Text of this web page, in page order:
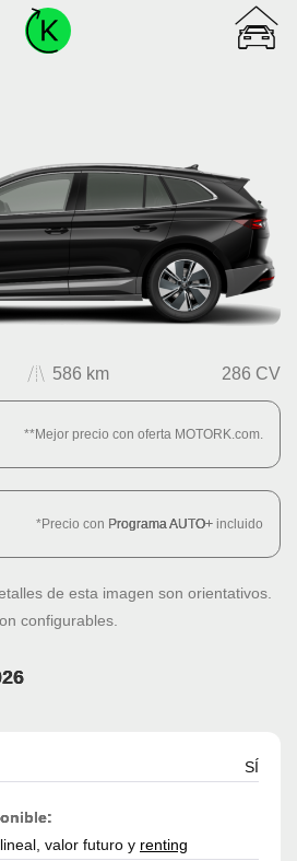
586 km 286 CV
**Mejor precio con oferta MOTORK.com.
*Precio con Programa AUTO+ incluido
de esta imagen son orientativos.
configurables.
SÍ
valor futuro y renting